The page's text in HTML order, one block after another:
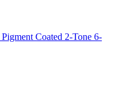
Coated 2-Tone 6-